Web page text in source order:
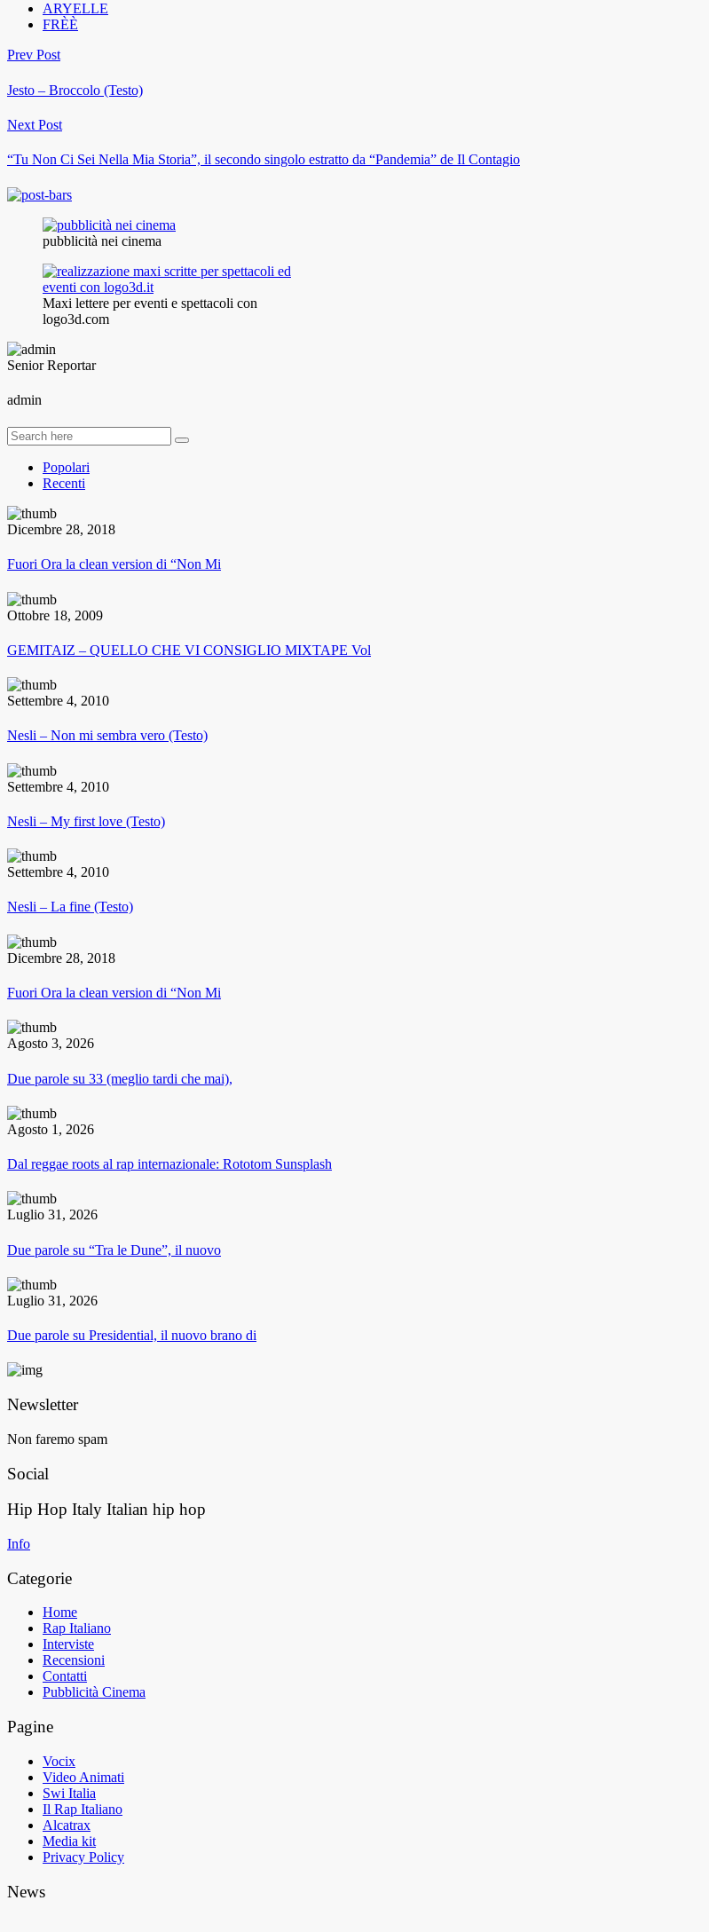
ARYELLE
FRÈÈ
Prev Post
Jesto – Broccolo (Testo)
Next Post
“Tu Non Ci Sei Nella Mia Storia”, il secondo singolo estratto da “Pandemia” de Il Contagio
pubblicità nei cinema
Maxi lettere per eventi e spettacoli con
logo3d.com
Senior Reportar
admin
Popolari
Recenti
Dicembre 28, 2018
Fuori Ora la clean version di “Non Mi
Ottobre 18, 2009
GEMITAIZ – QUELLO CHE VI CONSIGLIO MIXTAPE Vol
Settembre 4, 2010
Nesli – Non mi sembra vero (Testo)
Settembre 4, 2010
Nesli – My first love (Testo)
Settembre 4, 2010
Nesli – La fine (Testo)
Dicembre 28, 2018
Fuori Ora la clean version di “Non Mi
Agosto 3, 2026
Due parole su 33 (meglio tardi che mai),
Agosto 1, 2026
Dal reggae roots al rap internazionale: Rototom Sunsplash
Luglio 31, 2026
Due parole su “Tra le Dune”, il nuovo
Luglio 31, 2026
Due parole su Presidential, il nuovo brano di
Newsletter
Non faremo spam
Social
Hip Hop Italy Italian hip hop
Info
Categorie
Home
Rap Italiano
Interviste
Recensioni
Contatti
Pubblicità Cinema
Pagine
Vocix
Video Animati
Swi Italia
Il Rap Italiano
Alcatrax
Media kit
Privacy Policy
News